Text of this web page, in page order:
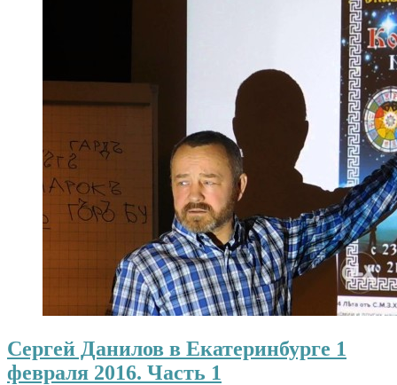
Сергей Данилов в Екатеринбурге 1
февраля 2016. Часть 1